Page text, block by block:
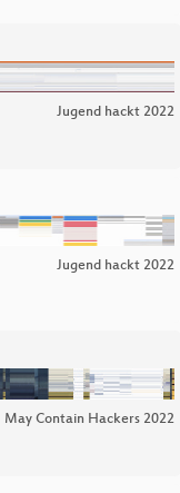
Jugend hackt 2022
Jugend hackt 2022
May Contain Hackers 2022